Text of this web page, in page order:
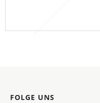
FOLGE UNS